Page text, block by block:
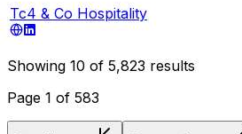
Tc4 & Co Hospitality
Showing 10 of 5,823 results
Page 1 of 583